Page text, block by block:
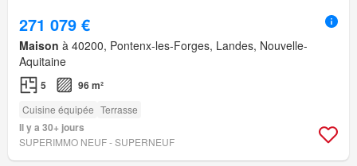
271 079 €
Maison à 40200, Pontenx-les-Forges, Landes, Nouvelle-
Aquitaine
5 96 m²
Cuisine équipée Terrasse
Il y a 30+ jours
SUPERIMMO NEUF - SUPERNEUF